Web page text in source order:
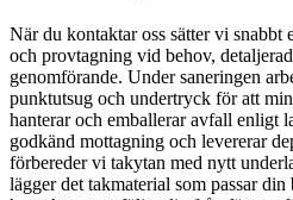
När du kontaktar oss sätter vi
och provtagning vid behov,
genomförande. Under saneringen
punktutsug och undertryck för att
hanterar och emballerar avfall enligt
godkänd mottagning och levererar
förbereder vi takytan med nytt
lägger det takmaterial som passar